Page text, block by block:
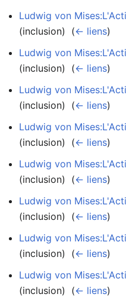
Ludwig von
(inclusion) ‎ (← liens)
Ludwig von
(inclusion) ‎ (← liens)
Ludwig von
(inclusion) ‎ (← liens)
Ludwig von
(inclusion) ‎ (← liens)
Ludwig von
(inclusion) ‎ (← liens)
Ludwig von
(inclusion) ‎ (← liens)
Ludwig von
(inclusion) ‎ (← liens)
Ludwig von
(inclusion) ‎ (← liens)